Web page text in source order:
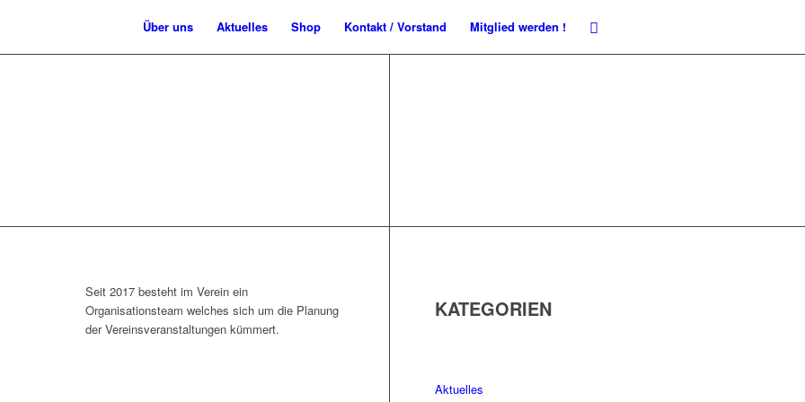
Über uns Aktuelles Shop Kontakt / Vorstand Mitglied werden !
Seit 2017 besteht im Verein ein
Organisationsteam welches sich um die Planung
der Vereinsveranstaltungen kümmert.
KATEGORIEN
Aktuelles